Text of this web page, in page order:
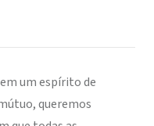
um espírito de
queremos